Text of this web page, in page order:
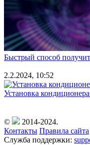
Быстрый способ
2.2.2024, 10:52
Установка
©
2014-2024.
Контакты Правила сайта
Служба поддержки: